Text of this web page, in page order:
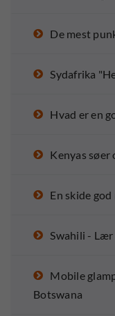
De mest
Sydafrika
Hvad er en
Kenyas søer
En skide god
Swahili - Lær
Mobile
Botswana